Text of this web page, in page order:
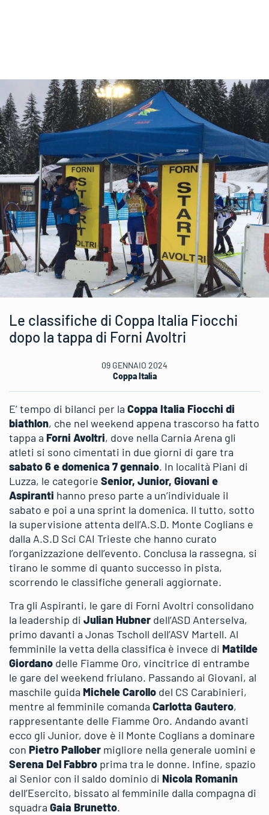
Le classifiche di Coppa Italia Fiocchi
dopo la tappa di Forni Avoltri
09 GENNAIO 2024
Coppa Italia
E’ tempo di bilanci per la Coppa Italia Fiocchi di
biathlon, che nel weekend appena trascorso ha fatto
tappa a Forni Avoltri, dove nella Carnia Arena gli
atleti si sono cimentati in due giorni di gare tra
sabato 6 e domenica 7 gennaio. In località Piani di
Luzza, le categorie Senior, Junior, Giovani e
Aspiranti hanno preso parte a un’individuale il
sabato e poi a una sprint la domenica. Il tutto, sotto
la supervisione attenta dell’A.S.D. Monte Coglians e
dalla A.S.D Sci CAI Trieste che hanno curato
l’organizzazione dell’evento. Conclusa la rassegna, si
tirano le somme di quanto successo in pista,
scorrendo le classifiche generali aggiornate.
Tra gli Aspiranti, le gare di Forni Avoltri consolidano
la leadership di Julian Hubner dell’ASD Anterselva,
primo davanti a Jonas Tscholl dell’ASV Martell. Al
femminile la vetta della classifica è invece di Matilde
Giordano delle Fiamme Oro, vincitrice di entrambe
le gare del weekend friulano. Passando ai Giovani, al
maschile guida Michele Carollo del CS Carabinieri,
mentre al femminile comanda Carlotta Gautero,
rappresentante delle Fiamme Oro. Andando avanti
ecco gli Junior, dove è il Monte Coglians a dominare
con Pietro Pallober migliore nella generale uomini e
Serena Del Fabbro prima tra le donne. Infine, spazio
ai Senior con il saldo dominio di Nicola Romanin
dell’Esercito, bissato al femminile dalla compagna di
squadra Gaia Brunetto.